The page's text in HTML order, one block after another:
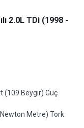
2.0L TDi (1998 -
(109 Beygir) Güç
Metre) Tork